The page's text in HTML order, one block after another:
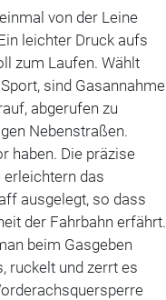
von der Leine
leichter Druck aufs
zum Laufen. Wählt
sind Gasannahme
abgerufen zu
Nebenstraßen.
haben. Die präzise
erleichtern das
ausgelegt, so dass
der Fahrbahn erfährt.
beim Gasgeben
ruckelt und zerrt es